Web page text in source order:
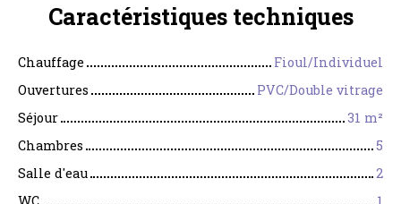
Caractéristiquestechniques
Chauffage
Fioul/Individuel
Ouvertures
PVC/Double vitrage
Séjour
31 m²
Chambres
5
Salle d'eau
2